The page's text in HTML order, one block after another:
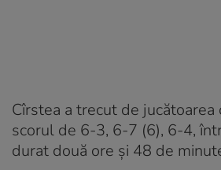
Cîrstea a trecut de jucătoarea
scorul de 6-3, 6-7 (6), 6-4,
durat două ore şi 48 de